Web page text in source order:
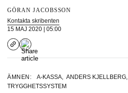
GÖRAN JACOBSSON
Kontakta skribenten
15 MAJ 2020 | 05:00
ÄMNEN: A-KASSA, ANDERS KJELLBERG,
TRYGGHETSSYSTEM